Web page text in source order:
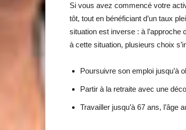
Si vous avez commencé votre
tôt, tout en bénéficiant d’un taux
situation est inverse : à l’approche
à cette situation, plusieurs choix
Poursuivre son emploi jusqu’à
Partir à la retraite avec une
Travailler jusqu’à 67 ans, l’âge